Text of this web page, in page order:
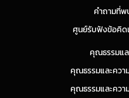
คำถามที่พ
ศูนย์รับฟังข้อคิด
คุณธรรมแล
คุณธรรมและควา
คุณธรรมและควา